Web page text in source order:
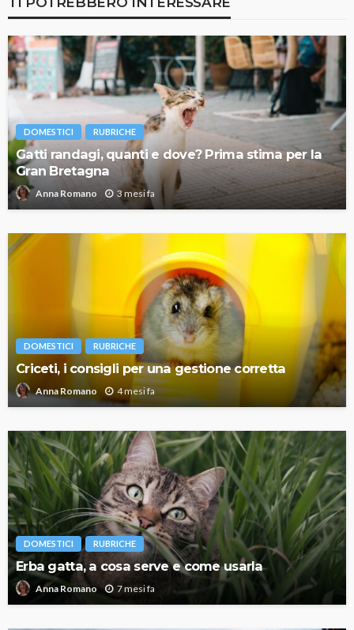
DOMESTICI RUBRICHE
Gatti randagi, quanti e dove? Prima stima per la
Gran Bretagna
Anna Romano 3 mesi fa
DOMESTICI RUBRICHE
Criceti, i consigli per una gestione corretta
Anna Romano 4 mesi fa
DOMESTICI RUBRICHE
Erba gatta, a cosa serve e come usarla
Anna Romano 7 mesi fa